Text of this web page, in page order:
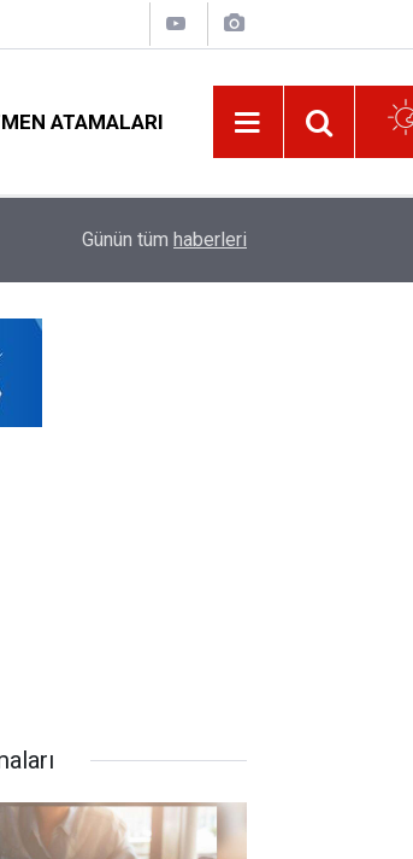
ATAMALARI
Öğretmenlerin Maaş Promosyonunda İhale
Günün tüm haberleri